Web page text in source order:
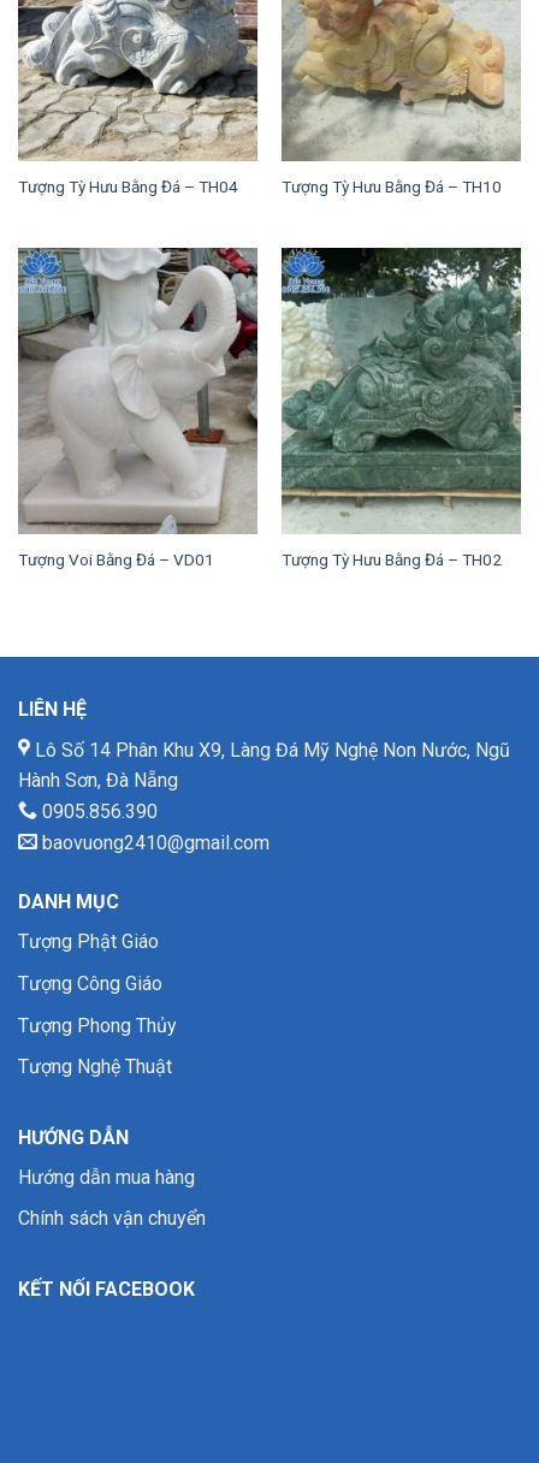
Tượng Tỳ Hưu Bằng Đá – TH04 Tượng Tỳ Hưu Bằng Đá – TH10
Tượng Voi Bằng Đá – VD01 Tượng Tỳ Hưu Bằng Đá – TH02
LIÊN HỆ
Lô Số 14 Phân Khu X9, Làng Đá Mỹ Nghệ Non Nước, Ngũ
Hành Sơn, Đà Nẵng
0905.856.390
baovuong2410@gmail.com
DANH MỤC
Tượng Phật Giáo
Tượng Công Giáo
Tượng Phong Thủy
Tượng Nghệ Thuật
HƯỚNG DẪN
Hướng dẫn mua hàng
Chính sách vận chuyển
KẾT NỐI FACEBOOK